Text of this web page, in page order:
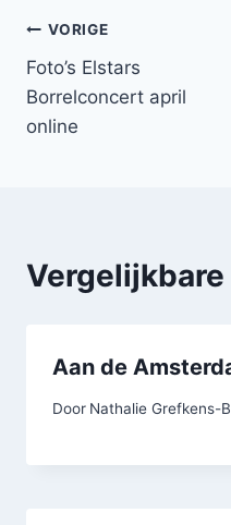
Bericht
navigatie
VORIGE
Foto’s Elstars
Borrelconcert april
online
Aan de
Door Nathalie Grefkens-